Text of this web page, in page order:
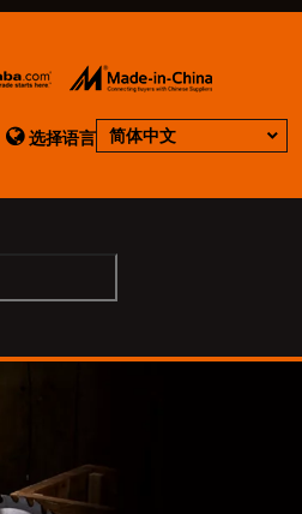
选择语言 简体中文